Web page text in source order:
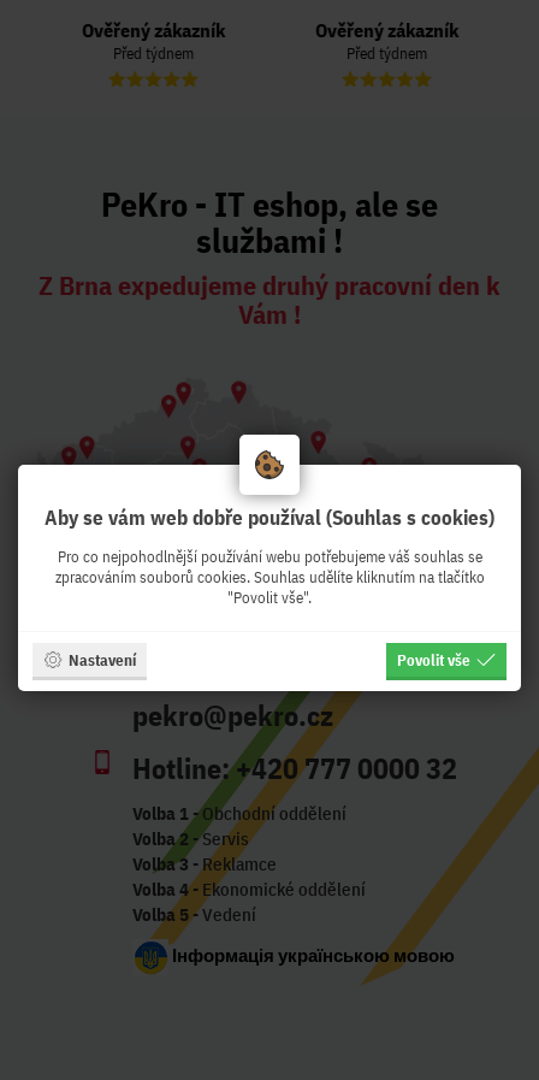
Ověřený zákazník
Před týdnem
Ověřený zákazník
Před týdnem
PeKro - IT eshop, ale se
službami !
Z Brna expedujeme druhý pracovní den k
Vám !
Adresa:
Otevírací doba:
Po-Pá 8:30-17:00
pekro@pekro.cz
Hotline:+420 777 0000 32
Volba 1- Obchodní oddělení
Volba 2 - Servis
Volba 3 - Reklamce
Volba 4- Ekonomické oddělení
Volba 5- Vedení
Інформація українською мовою
Aby se vám web dobře používal (Souhlas s cookies)
Pro co nejpohodlnější používání webu potřebujeme váš souhlas se
zpracováním souborů cookies. Souhlas udělíte kliknutím na tlačítko
"Povolit vše".
Nastavení Povolit vše